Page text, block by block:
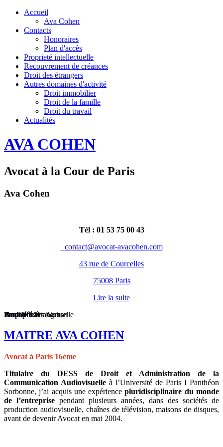
Accueil
Ava Cohen
Contacts
Honoraires
Plan d'accès
Proprieté intellectuelle
Recouvrement de créances
Droit des étrangers
Autres domaines d'activité
Droit immobilier
Droit de la famille
Droit du travail
Actualités
AVA COHEN
Avocat à la Cour de Paris
Ava Cohen
Tél : 01 53 75 00 43
contact@avocat-avacohen.com
43 rue de Courcelles
75008 Paris
Lire la suite
Propriété intellectuelle
Droit pénal
Droit des étrangers
Immobilier
Famille
Travail
Accueil Ava Cohen
MAITRE AVA COHEN
Avocat à Paris 16ème
Titulaire du DESS de Droit et Administration de la
Communication Audiovisuelle à l’Université de Paris I Panthéon
Sorbonne, j’ai acquis une expériencepluridisciplinaire du monde
de l’entreprise pendant plusieurs années, dans des sociétés de
production audiovisuelle, chaînes de télévision, maisons de disques,
avant de devenir Avocat en mai 2004.